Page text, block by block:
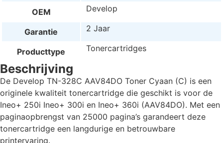
OEM Develop
Garantie 2 Jaar
Producttype Tonercartridges
Beschrijving
De Develop TN-328C AAV84DO Toner Cyaan (C) is een
originele kwaliteit tonercartridge die geschikt is voor de
Ineo+ 250i Ineo+ 300i en Ineo+ 360i (AAV84DO). Met een
paginaopbrengst van 25000 pagina’s garandeert deze
tonercartridge een langdurige en betrouwbare
printervaring.